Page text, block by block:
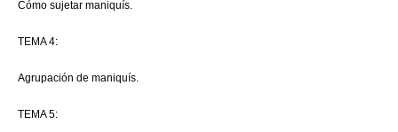
Cómo sujetar maniquís.
TEMA 4:
Agrupación de maniquís.
TEMA 5: